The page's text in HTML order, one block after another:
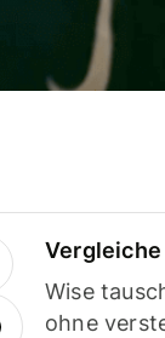
Wise
ohne